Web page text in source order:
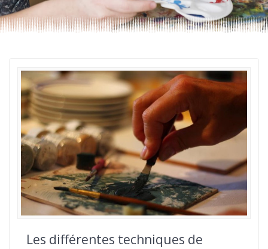
Les différentes techniques de